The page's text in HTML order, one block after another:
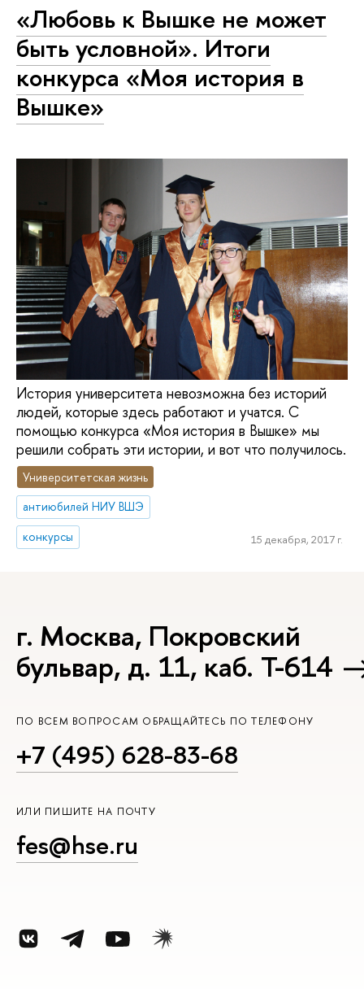
«Любовь к Вышке не может
быть условной». Итоги
конкурса «Моя история в
Вышке»
История университета невозможна без историй
людей, которые здесь работают и учатся. С
помощью конкурса «Моя история в Вышке» мы
решили собрать эти истории, и вот что получилось.
Университетская жизнь
антиюбилей НИУ ВШЭ
конкурсы
15 декабря, 2017 г.
г. Москва, Покровский
бульвар, д. 11, каб. Т-614
ПО ВСЕМ ВОПРОСАМ ОБРАЩАЙТЕСЬ ПО ТЕЛЕФОНУ
+7 (495) 628-83-68
ИЛИ ПИШИТЕ НА ПОЧТУ
fes@hse.ru